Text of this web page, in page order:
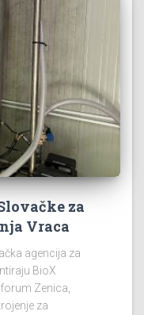
za
Vraca
agencija za
BioX
Zenica,
za